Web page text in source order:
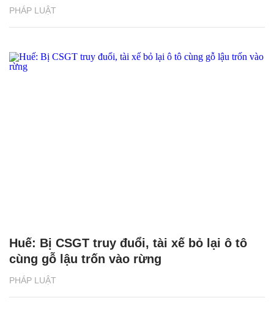
PHÁP LUẬT
PHÁP LUẬT
Huế: Bị CSGT truy đuổi, tài xế bỏ lại ô tô
cùng gỗ lậu trốn vào rừng